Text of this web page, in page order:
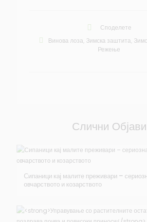
Споделете
Винова лоза, Зимска заштита,
Режење
Слични Објави
Сипаници кај малите преживари –
овчарството и козарството